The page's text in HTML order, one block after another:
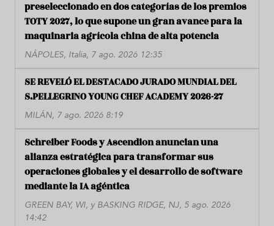
preseleccionado en dos categorías de los premios
TOTY 2027, lo que supone un gran avance para la
maquinaria agrícola china de alta potencia
NÁPOLES, Italia, 7 ago. 2026 12:35
SE REVELÓ EL DESTACADO JURADO MUNDIAL DEL
S.PELLEGRINO YOUNG CHEF ACADEMY 2026-27
MILÁN, 7 ago. 2026 8:19
Schreiber Foods y Ascendion anuncian una
alianza estratégica para transformar sus
operaciones globales y el desarrollo de software
mediante la IA agéntica
GREEN BAY, WI, y BASKING RIDGE, NJ, 5 ago. 2026
14:42